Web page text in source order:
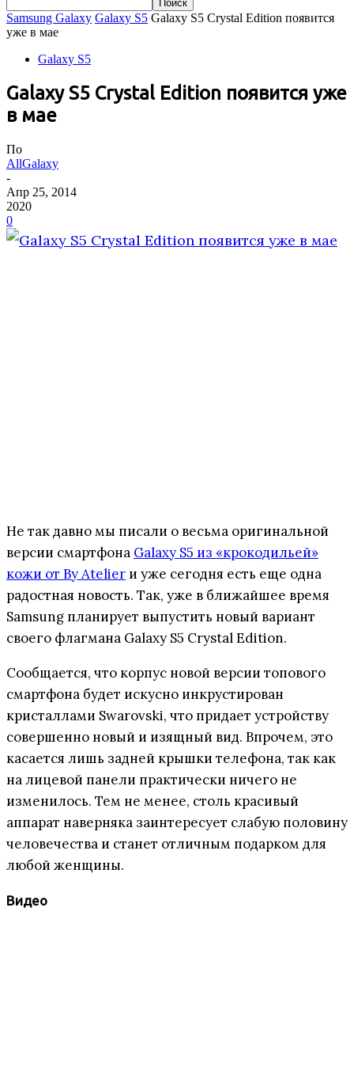
Samsung Galaxy Galaxy S5 Galaxy S5 Crystal Edition появится
уже в мае
Galaxy S5
Galaxy S5 Crystal Edition появится уже
в мае
По
AllGalaxy
-
Апр 25, 2014
2020
0
Не так давно мы писали о весьма оригинальной
версии смартфона Galaxy S5 из «крокодильей»
кожи от By Atelier и уже сегодня есть еще одна
радостная новость. Так, уже в ближайшее время
Samsung планирует выпустить новый вариант
своего флагмана Galaxy S5 Crystal Edition.
Сообщается, что корпус новой версии топового
смартфона будет искусно инкрустирован
кристаллами Swarovski, что придает устройству
совершенно новый и изящный вид. Впрочем, это
касается лишь задней крышки телефона, так как
на лицевой панели практически ничего не
изменилось. Тем не менее, столь красивый
аппарат наверняка заинтересует слабую половину
человечества и станет отличным подарком для
любой женщины.
Видео